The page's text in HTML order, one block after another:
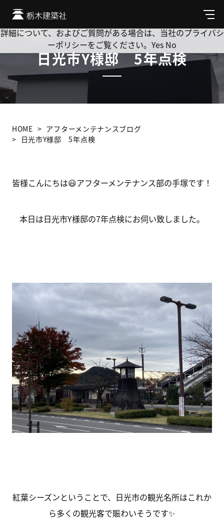
メ
ニ
ュ
日光市Y様邸 5年点検
HOME
アフターメンテナンスブログ
日光市Y様邸 5年点検
皆様こんにちは😃アフターメンテナンス部の手塚です！
本日は日光市Y様邸の7年点検にお伺い致しました。
紅葉シーズンということで、日光市の観光名所はこれか
ら多くの観光客で賑わいそうです✨
Cookie を使用して、お客様の活動を追跡してもよろしいです
か? 当社ではお客様のプライバシーを極めて重視しています。
詳細について、およびご質問がある場合は、当社のプライバシ
ーポリシーをご覧ください。 Yes No